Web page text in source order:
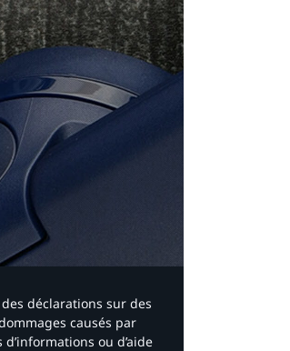
déclarations sur des
causés par
ou d’aide